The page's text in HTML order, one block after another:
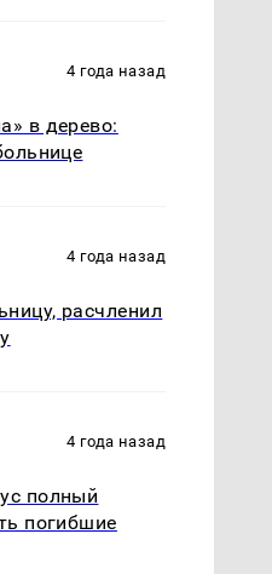
4 года назад
в дерево:
4 года назад
расчленил
4 года назад
полный
погибшие